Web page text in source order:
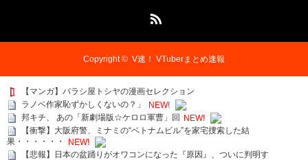
Copyright © V速！ VTuberまとめ速報
【マンガ】バラシ屋トシヤの漫画セレクション
ラノベ作家恥ずかしくないの？」
NEW!
邦キチ、 あの「新劇場版☆ケロロ軍曹」回 NEW!
【衝撃】大阪府警、ミナミの“ベトナムビル”を家宅捜索した結
果・・・・・・
NEW!
【悲報】日本の盆踊りがオワコンになった『原因』、ついに判明す